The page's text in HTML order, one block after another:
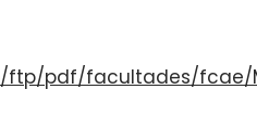
pdf/facultades/fcae/